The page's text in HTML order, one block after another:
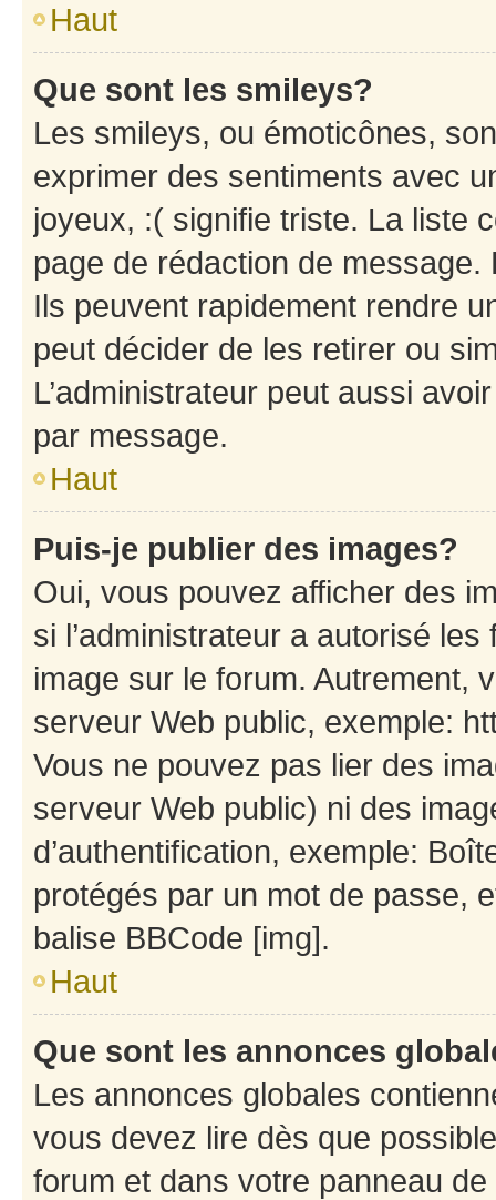
Haut
Que sont les smileys?
Les smileys, ou émoticônes,
exprimer des sentiments avec
joyeux, :( signifie triste. La liste
page de rédaction de
Ils peuvent rapidement rendre
peut décider de les retirer ou
L’administrateur peut aussi
par message.
Haut
Puis-je publier des images?
Oui, vous pouvez afficher des
si l’administrateur a autorisé
image sur le forum. Autrement,
serveur Web public, exemple:
Vous ne pouvez pas lier des
serveur Web public) ni des
d’authentification, exemple:
protégés par un mot de passe,
balise BBCode [img].
Haut
Que sont les annonces
Les annonces globales
vous devez lire dès que
forum et dans votre panneau